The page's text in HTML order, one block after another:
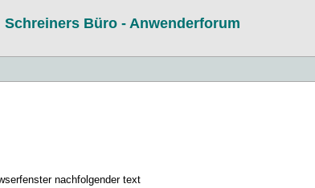
Schreiners Büro - Anwenderforum
nachfolgender text